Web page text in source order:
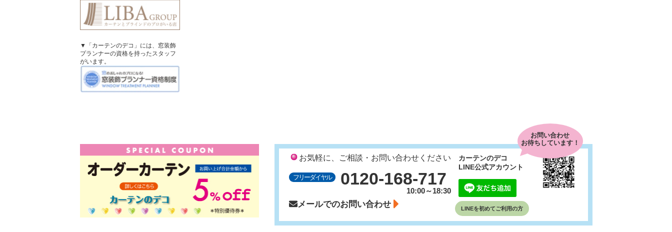
▼「カーテンのデコ」には、窓装飾
プランナーの資格を持ったスタッフ
がいます。
お問い合わせ
お待ちしています！
お気軽に、ご相談・お問い合わせください
フリーダイヤル 0120-168-717
10:00～18:30
メールでのお問い合わせ
カーテンのデコ
LINE公式アカウント
LINEを初めてご利用の方